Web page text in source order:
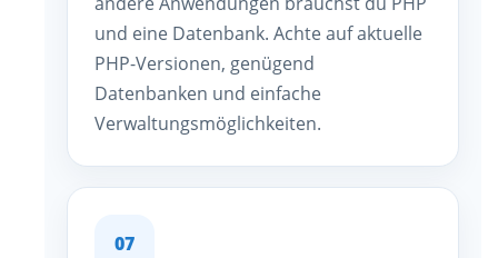
und eine Datenbank. Achte auf aktuelle
PHP-Versionen, genügend
Datenbanken und einfache
Verwaltungsmöglichkeiten.
07